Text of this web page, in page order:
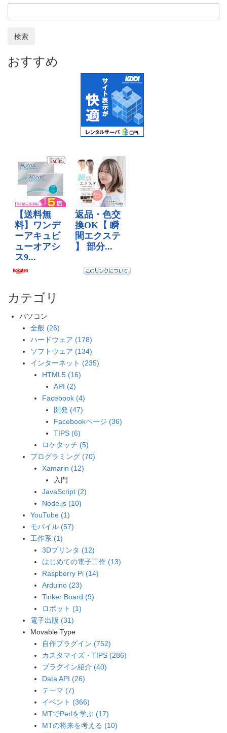
検索
おすすめ
カテゴリ
パソコン
全般 (26)
ハードウェア (178)
ソフトウェア (134)
インターネット (235)
HTML5 (16)
API (2)
Facebook (4)
開発 (47)
Facebookページ (36)
TIPS (6)
ロケタッチ (5)
プログラミング (70)
Xamarin (12)
入門
JavaScript (2)
Node.js (10)
YouTube (1)
モバイル (57)
工作系 (1)
3Dプリンタ (12)
はじめての電子工作 (13)
Raspberry Pi (14)
Arduino (23)
Tinker Board (9)
ロボット (1)
電子出版 (31)
Movable Type
自作プラグイン (752)
カスタマイズ・TIPS (286)
プラグイン紹介 (40)
Data API (26)
テーマ (7)
イベント (366)
MTでPerlを学ぶ (17)
MTの将来を考える (10)